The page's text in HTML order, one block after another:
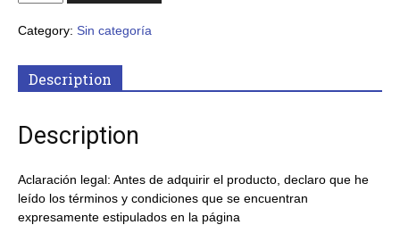
Category: Sin categoría
Description
Description
Aclaración legal: Antes de adquirir el producto, declaro que he
leído los términos y condiciones que se encuentran
expresamente estipulados en la página